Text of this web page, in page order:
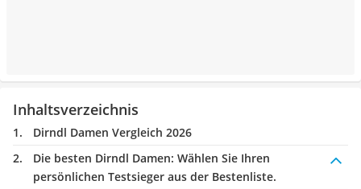
Inhaltsverzeichnis
Dirndl Damen Vergleich 2026
Die besten Dirndl Damen: Wählen Sie Ihren
persönlichen Testsieger aus der Bestenliste.